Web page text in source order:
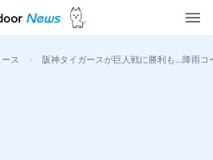
ス > 阪神タイガースが巨人戦に勝利も…降雨コ